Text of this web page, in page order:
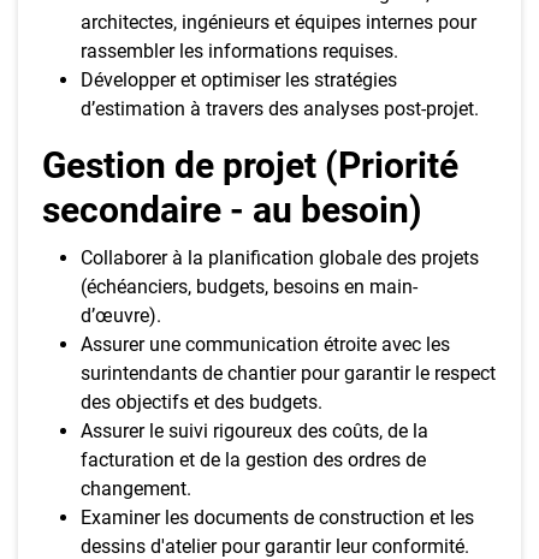
architectes, ingénieurs et équipes internes pour
rassembler les informations requises.
Développer et optimiser les stratégies
d’estimation à travers des analyses post-projet.
Gestion de projet (Priorité
secondaire - au besoin)
Collaborer à la planification globale des projets
(échéanciers, budgets, besoins en main-
d’œuvre).
Assurer une communication étroite avec les
surintendants de chantier pour garantir le respect
des objectifs et des budgets.
Assurer le suivi rigoureux des coûts, de la
facturation et de la gestion des ordres de
changement.
Examiner les documents de construction et les
dessins d'atelier pour garantir leur conformité.